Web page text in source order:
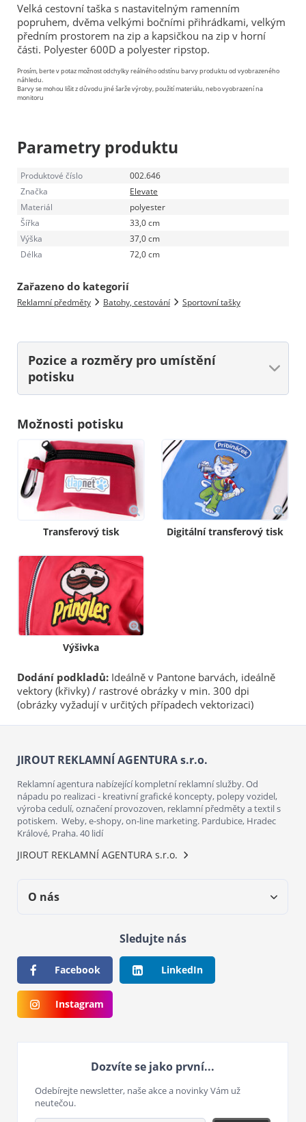
Velká cestovní taška s nastavitelným ramenním
popruhem, dvěma velkými bočními přihrádkami, velkým
předním prostorem na zip a kapsičkou na zip v horní
části. Polyester 600D a polyester ripstop.
Prosím, berte v potaz možnost odchylky reálného odstínu barvy produktu od vyobrazeného
náhledu.
Barvy se mohou lišit z důvodu jiné šarže výroby, použití materiálu, nebo vyobrazení na
monitoru
Parametry produktu
Produktové číslo
002.646
Značka
Elevate
Materiál
polyester
Šířka
33,0 cm
Výška
37,0 cm
Délka
72,0 cm
Zařazeno do kategorií
Reklamní předměty Batohy, cestování Sportovní tašky
Pozice a rozměry pro umístění
potisku
Možnosti potisku
Transferový tisk Digitální transferový tisk
Výšivka
Dodání podkladů: Ideálně v Pantone barvách, ideálně
vektory (křivky) / rastrové obrázky v min. 300 dpi
(obrázky vyžadují v určitých případech vektorizaci)
JIROUT REKLAMNÍ AGENTURA s.r.o.
Reklamní agentura nabízející kompletní reklamní služby. Od
nápadu po realizaci - kreativní grafické koncepty, polepy vozidel,
výroba cedulí, označení provozoven, reklamní předměty a textil s
potiskem. Weby, e-shopy, on-line marketing. Pardubice, Hradec
Králové, Praha. 40 lidí
JIROUT REKLAMNÍ AGENTURA s.r.o.
O nás
Sledujte nás
Facebook LinkedIn
Instagram
Dozvíte se jako první...
Odebírejte newsletter, naše akce a novinky Vám už
neutečou.